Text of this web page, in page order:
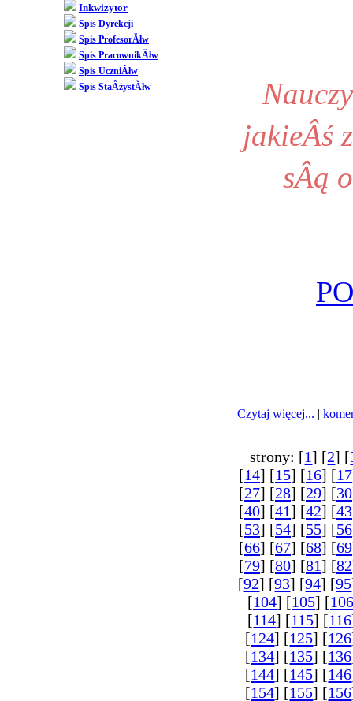
Inkwizytor
Spis Dyrekcji
Spis ProfesorĂłw
Spis PracownikĂłw
Spis UczniĂłw
Spis StaÂżystĂłw
jakieÂś
sÂą
Czytaj więcej... |
strony: [1] [2] [
[14] [15] [16] [17
[27] [28] [29] [30
[40] [41] [42] [43
[53] [54] [55] [56
[66] [67] [68] [69
[79] [80] [81] [82
[92] [93] [94] [95
[104] [105] [106
[114] [115] [116
[124] [125] [126
[134] [135] [136
[144] [145] [146
[154] [155] [156